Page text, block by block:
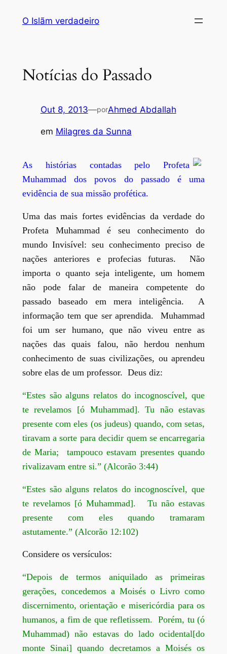
O Islãm verdadeiro
Notícias do Passado
Out 8, 2013—porAhmed Abdallah
em Milagres da Sunna
As histórias contadas pelo Profeta
Muhammad dos povos do passado é uma
evidência de sua missão profética.
Uma das mais fortes evidências da verdade do
Profeta Muhammad é seu conhecimento do
mundo Invisível: seu conhecimento preciso de
nações anteriores e profecias futuras. Não
importa o quanto seja inteligente, um homem
não pode falar de maneira competente do
passado baseado em mera inteligência. A
informação tem que ser aprendida. Muhammad
foi um ser humano, que não viveu entre as
nações das quais falou, não herdou nenhum
conhecimento de suas civilizações, ou aprendeu
sobre elas de um professor. Deus diz:
“Estes são alguns relatos do incognoscível, que
te revelamos [ó Muhammad]. Tu não estavas
presente com eles (os judeus) quando, com setas,
tiravam a sorte para decidir quem se encarregaria
de Maria; tampouco estavam presentes quando
rivalizavam entre si.” (Alcorão 3:44)
“Estes são alguns relatos do incognoscível, que
te revelamos [ó Muhammad]. Tu não estavas
presente com eles quando tramaram
astutamente.” (Alcorão 12:102)
Considere os versículos:
“Depois de termos aniquilado as primeiras
gerações, concedemos a Moisés o Livro como
discernimento, orientação e misericórdia para os
humanos, a fim de que refletissem. Porém, tu (ó
Muhammad) não estavas do lado ocidental[do
monte Sinai] quando decretamos a Moisés os